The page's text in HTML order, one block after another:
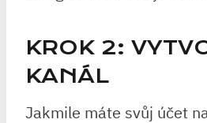
KROK 2:
KANÁL
Jakmile máte svůj účet